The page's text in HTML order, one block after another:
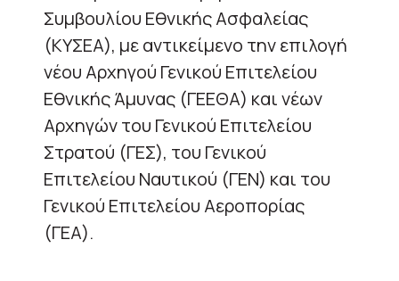
Συμβουλίου Εθνικής Ασφαλείας
(ΚΥΣΕΑ), με αντικείμενο την επιλογή
νέου Αρχηγού Γενικού Επιτελείου
Εθνικής Άμυνας (ΓΕΕΘΑ) και νέων
Αρχηγών του Γενικού Επιτελείου
Στρατού (ΓΕΣ), του Γενικού
Επιτελείου Ναυτικού (ΓΕΝ) και του
Γενικού Επιτελείου Αεροπορίας
(ΓΕΑ).